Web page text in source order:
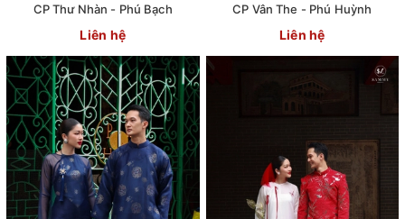
CP Thư Nhàn - Phú Bạch
Liên hệ
CP Vân The - Phú Huỳnh
Liên hệ